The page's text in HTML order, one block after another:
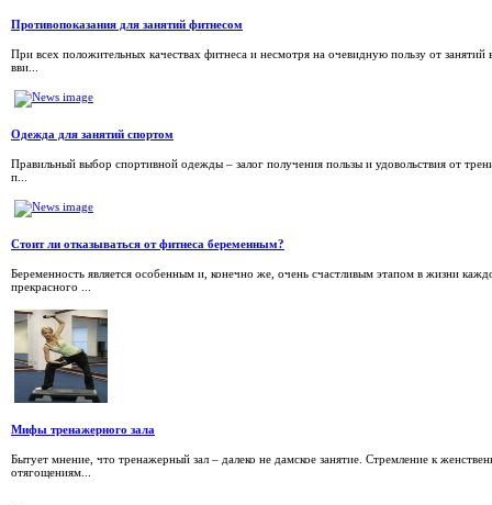
Противопоказания для занятий фитнесом
При всех положительных качествах фитнеса и несмотря на очевидную пользу от
вви...
Одежда для занятий спортом
Правильный выбор спортивной одежды – залог получения пользы и удовольствия от
п...
Стоит ли отказываться от фитнеса беременным?
Беременность является особенным и, конечно же, очень счастливым этапом в жизни
прекрасного ...
Мифы тренажерного зала
Бытует мнение, что тренажерный зал – далеко не дамское занятие. Стремление к
отягощениям...